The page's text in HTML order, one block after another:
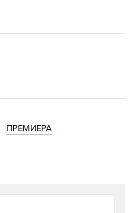
ПРЕМИЕРА